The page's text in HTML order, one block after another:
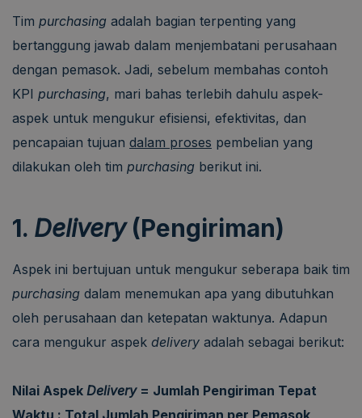
Tim purchasing adalah bagian terpenting yang
bertanggung jawab dalam menjembatani perusahaan
dengan pemasok. Jadi, sebelum membahas contoh
KPI purchasing, mari bahas terlebih dahulu aspek-
aspek untuk mengukur efisiensi, efektivitas, dan
pencapaian tujuan dalam proses pembelian yang
dilakukan oleh tim purchasing berikut ini.
1. Delivery(Pengiriman)
Aspek ini bertujuan untuk mengukur seberapa baik tim
purchasing dalam menemukan apa yang dibutuhkan
oleh perusahaan dan ketepatan waktunya. Adapun
cara mengukur aspek delivery adalah sebagai berikut:
Nilai Aspek Delivery= Jumlah Pengiriman Tepat